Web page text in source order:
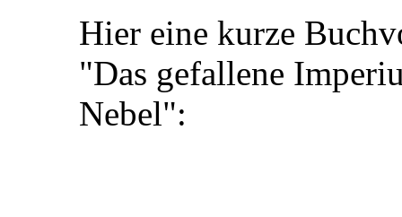
Hier eine kurze
"Das gefallene
Nebel":